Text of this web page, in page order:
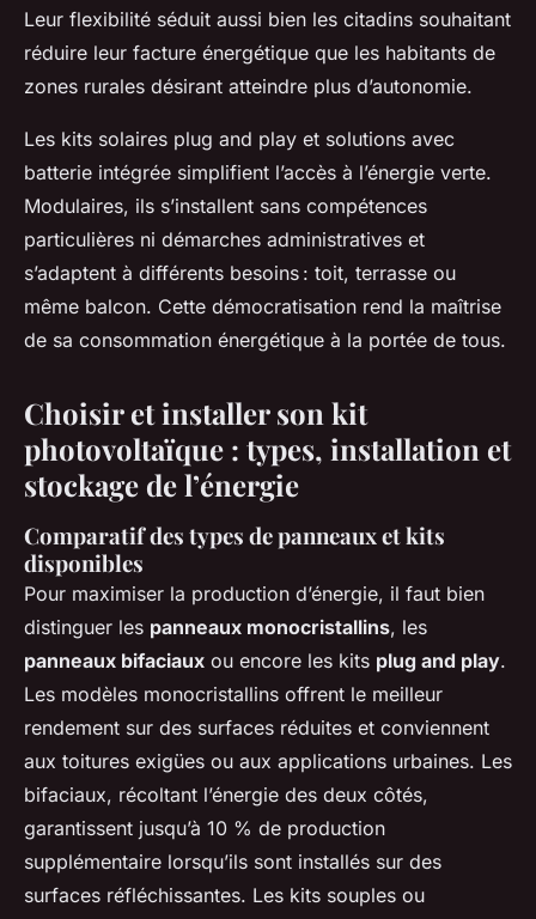
Leur flexibilité séduit aussi bien les citadins souhaitant
réduire leur facture énergétique que les habitants de
zones rurales désirant atteindre plus d’autonomie.
Les kits solaires plug and play et solutions avec
batterie intégrée simplifient l’accès à l’énergie verte.
Modulaires, ils s’installent sans compétences
particulières ni démarches administratives et
s’adaptent à différents besoins : toit, terrasse ou
même balcon. Cette démocratisation rend la maîtrise
de sa consommation énergétique à la portée de tous.
Choisir et installer son kit
photovoltaïque : types, installation et
stockage de l’énergie
Comparatif des types de panneaux et kits
disponibles
Pour maximiser la production d’énergie, il faut bien
distinguer les panneaux monocristallins, les
panneaux bifaciaux ou encore les kits plug and play.
Les modèles monocristallins offrent le meilleur
rendement sur des surfaces réduites et conviennent
aux toitures exigües ou aux applications urbaines. Les
bifaciaux, récoltant l’énergie des deux côtés,
garantissent jusqu’à 10 % de production
supplémentaire lorsqu’ils sont installés sur des
surfaces réfléchissantes. Les kits souples ou